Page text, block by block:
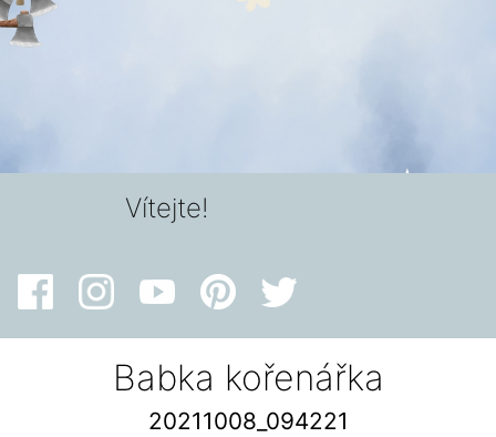
Vítejte!
Babka kořenářka
20211008_094221